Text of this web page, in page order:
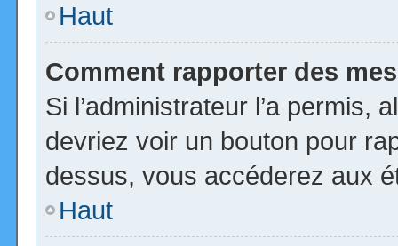
Haut
Comment rapporter des
Si l’administrateur l’a permis,
devriez voir un bouton pour
dessus, vous accéderez aux
Haut